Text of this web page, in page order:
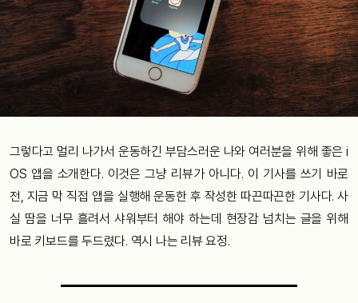
그렇다고 멀리 나가서 운동하긴 부담스러운 나와 여러분을 위해 좋은 i
OS 앱을 소개한다. 이것은 그냥 리뷰가 아니다. 이 기사를 쓰기 바로
전, 지금 막 직접 앱을 실행해 운동한 후 작성한 따끈따끈한 기사다. 사
실 땀을 너무 흘려서 샤워부터 해야 하는데 현장감 넘치는 글을 위해
바로 키보드를 두드렸다. 역시 나는 리뷰 요정.